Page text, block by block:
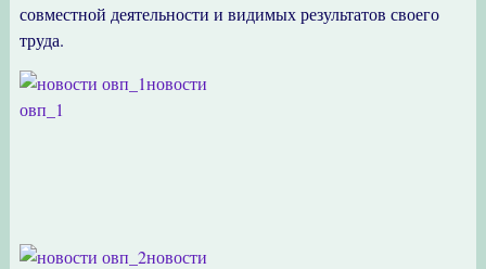
совместной деятельности и видимых результатов своего
труда.
новости
овп_1
новости